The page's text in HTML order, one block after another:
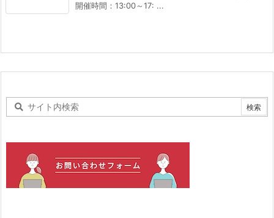
開催時間：13:00～17: ...